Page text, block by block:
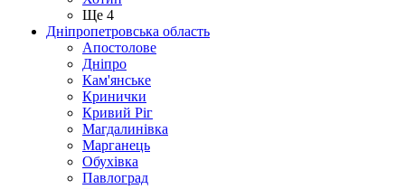
Ще 4
Дніпропетровська область
Апостолове
Дніпро
Кам'янське
Кринички
Кривий Ріг
Магдалинівка
Марганець
Обухівка
Павлоград